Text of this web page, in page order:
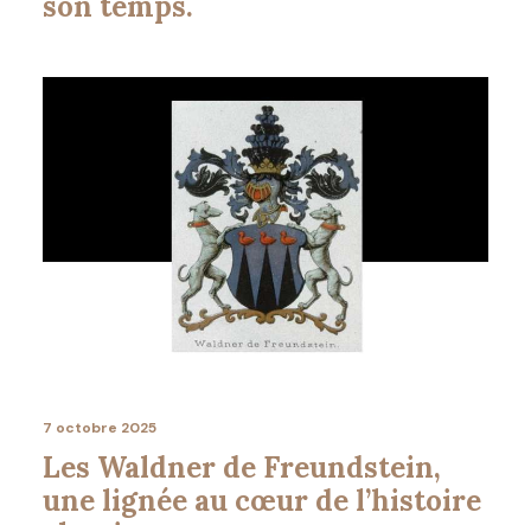
7 octobre 2025
Les Waldner de Freundstein,
une lignée au cœur de l’histoire